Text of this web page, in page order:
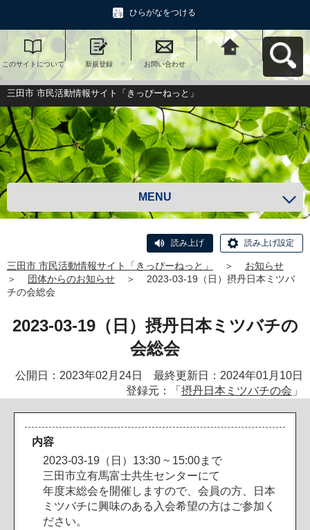
ひらがなをつける
このサイトについて 新規登録 お問い合わせ
三田市 市民活動情報
サイト「きっぴーね
っと」へ戻る
三田市 市民活動情報サイト「きっぴーねっと」
MENU
読み上げ 読み上げ設定
三田市 市民活動情報サイト「きっぴーねっと」 ＞
お知らせ
＞
団体からのお知らせ ＞
2023-03-19（日）摂丹日本ミツバ
チの会総会
2023-03-19（日）摂丹日本ミツバチの
会総会
公開日：2023年02月24日 最終更新日：2024年01月10日
登録元：「 摂丹日本ミツバチの会 」
内容
2023-03-19 （ 日 ） 13:30 ~ 15:00ま で
三田市立有馬富士共生センターにて
年度末総会を開催 し ま すので 会 員の方 日 本
ミ ツバチに興味のある 入会希望の方はご参加 く
ださ い。